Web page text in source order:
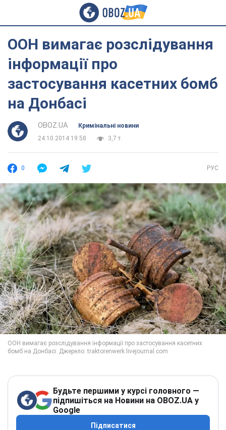
ООН вимагає розслідування
інформації про
застосування касетних бомб
на Донбасі
OBOZ.UA
Кримінальні новини
24.10.2014 19:58
3,7 т.
0 РУС
Будьте першими у курсі головного —
підпишіться на Новини на OBOZ.UA у
Google
Підписатися